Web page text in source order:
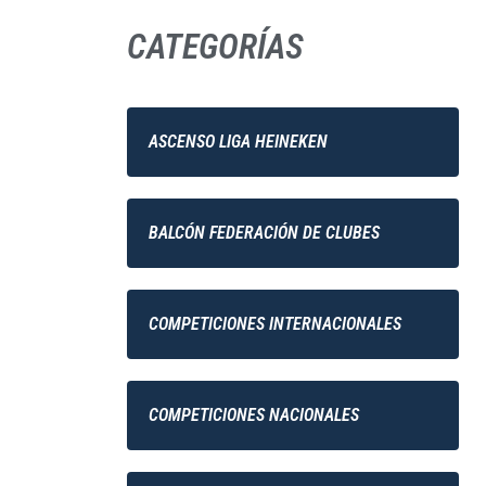
CATEGORÍAS
ASCENSO LIGA HEINEKEN
BALCÓN FEDERACIÓN DE CLUBES
COMPETICIONES INTERNACIONALES
COMPETICIONES NACIONALES